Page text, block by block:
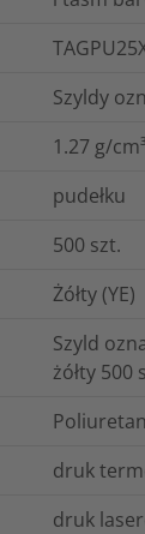
Szyldy
1.27 g/
pudełku
500 szt.
Żółty (YE)
Szyld
żółty 500
druk
druk